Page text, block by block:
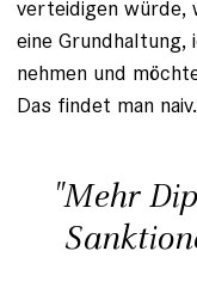
verteidigen würde,
eine Grundhaltung,
nehmen und
Das findet man
"Mehr